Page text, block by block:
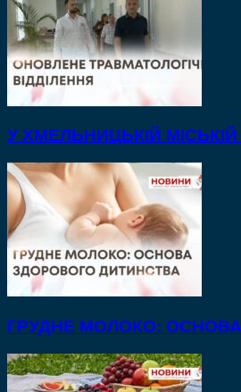
У ХМЕЛЬНИЦЬКІЙ
ГРУДНЕ МОЛОКО: